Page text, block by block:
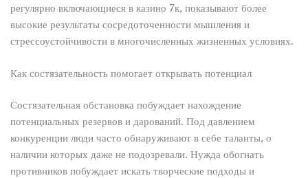
регулярно включающиеся в казино 7к, показывают более
высокие результаты сосредоточенности мышления и
стрессоустойчивости в многочисленных жизненных условиях.
Как состязательность помогает открывать потенциал
Состязательная обстановка побуждает нахождение
потенциальных резервов и дарований. Под давлением
конкуренции люди часто обнаруживают в себе таланты, о
наличии которых даже не подозревали. Нужда обогнать
противников побуждает искать творческие подходы и